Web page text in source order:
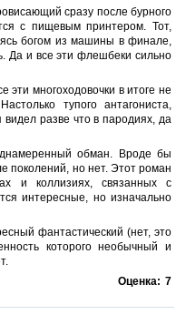
сразу после бурного
с пищевым принтером. Тот,
богом из машины в финале,
Да и все эти флешбеки сильно
многоходовочки в итоге не
тупого антагониста,
разве что в пародиях, да
обман. Вроде бы
поколений, но нет. Этот роман
и коллизиях, связанных с
интересные, но изначально
фантастический (нет, это
которого необычный и
Оценка: 7